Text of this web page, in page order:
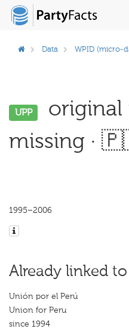
Data WPID (micro-
UPP
original
missing ·
1995–2006
Already linked
Unión por el Perú
Union for Peru
since 1994